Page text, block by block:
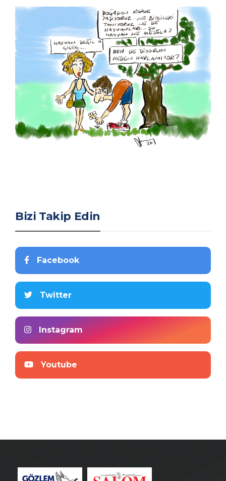
Bizi Takip Edin
Facebook
Twitter
Instagram
Youtube